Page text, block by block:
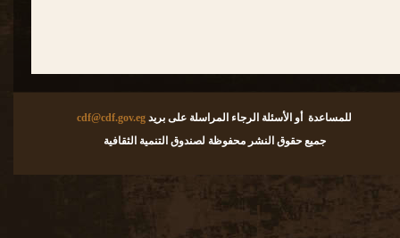
للمساعدة أو الأسئلة الرجاء المراسلة على بريد cdf@cdf.gov.eg
جميع حقوق النشر محفوظة لصندوق التنمية الثقافية